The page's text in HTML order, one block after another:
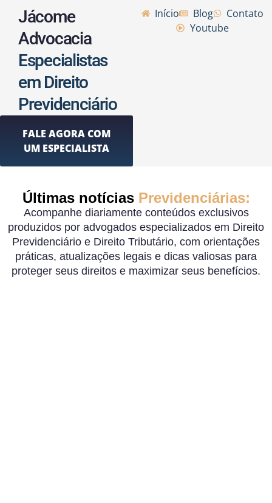
Jácome
Advocacia
Especialistas
em Direito
Previdenciário
FALE AGORA COM
UM ESPECIALISTA
Início Blog
Contato
Youtube
Últimas notícias Previdenciárias:
Acompanhe diariamente conteúdos exclusivos
produzidos por advogados especializados em Direito
Previdenciário e Direito Tributário, com orientações
práticas, atualizações legais e dicas valiosas para
proteger seus direitos e maximizar seus benefícios.